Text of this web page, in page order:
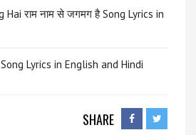
Hai राम नाम से जगमग है Song Lyrics in
Song Lyrics in English and Hindi
SHARE